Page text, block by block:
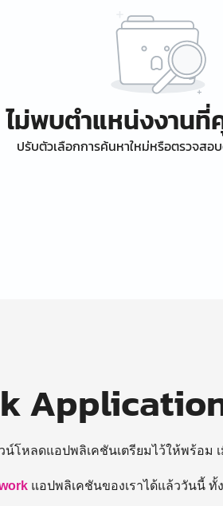
ไม่พบตำแหน่งงาน
ปรับตัวเลือกการค้นหาใหม่หรือตรวจสอ
น์โหลดแอปพลิเคชันเตรียมไว้ให้พร้อม
แอปพลิเคชันของเราได้แล้ววันนี้ ทั้